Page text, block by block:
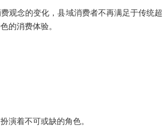
观念的变化，县域消费者不再满足于传统超
的消费体验。
演着不可或缺的角色。